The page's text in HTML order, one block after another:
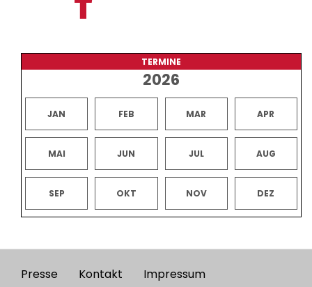
TERMINE
2026
JAN FEB MAR APR
MAI JUN JUL AUG
SEP OKT NOV DEZ
Presse Kontakt Impressum